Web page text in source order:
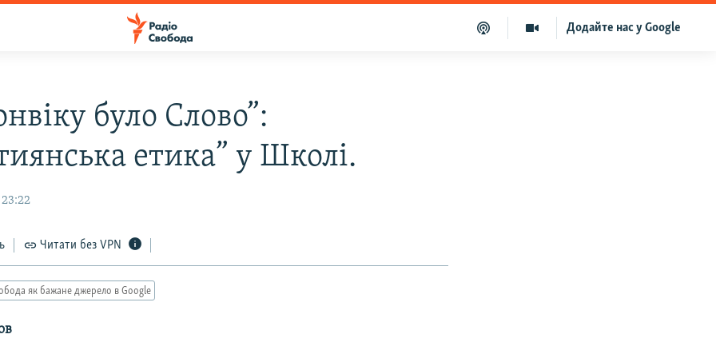
Додайте нас у Google
було Слово”:
етика” у Школі.
Читати без VPN
як бажане джерело в Google